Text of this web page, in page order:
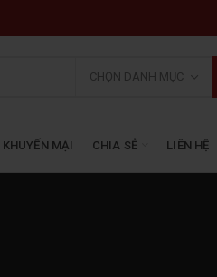
CHỌN DANH MỤC
KHUYẾN MẠI CHIA SẺ LIÊN HỆ